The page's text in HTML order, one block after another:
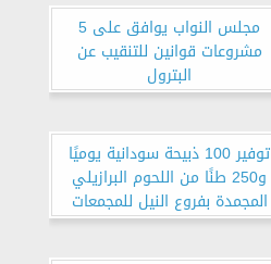
مجلس النواب يوافق على 5
مشروعات قوانين للتنقيب عن
البترول
توفير 100 ذبيحة سودانية يوميًا
و250 طنًا من اللحوم البرازيلي
المجمدة بفروع النيل للمجمعات
الاستهلاكية